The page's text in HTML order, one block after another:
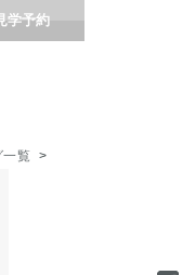
学予約
一覧